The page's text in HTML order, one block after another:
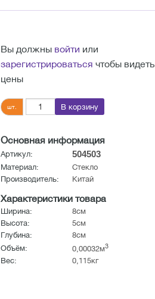
Вы должны войти или
зарегистрироваться чтобы видеть
цены
шт. В корзину
Основная информация
Артикул: 504503
Материал:
Стекло
Производитель:
Китай
Характеристики товара
Ширина:
8см
Высота:
5см
Глубина:
8см
Объём:
0,00032м3
Вес: 0,115кг